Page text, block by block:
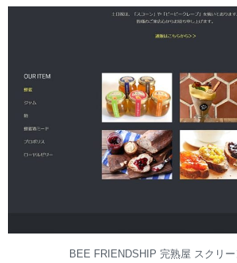
BEE FRIENDSHIP 完熟屋 スクリー